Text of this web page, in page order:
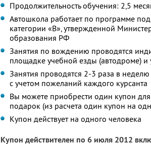
Продолжительность обучения: 2,5
Автошкола работает по программе
категории «В», утвержденной
образования РФ
Занятия по вождению проводятся
площадке учебной езды (автодроме)
Занятия проводятся 2-3 раза в
с учетом пожеланий каждого курсанта
Вы можете приобрести один купон
подарок (из расчета один купон на
Купон действует на одного человека
Купон действителен по 6 июля 2012